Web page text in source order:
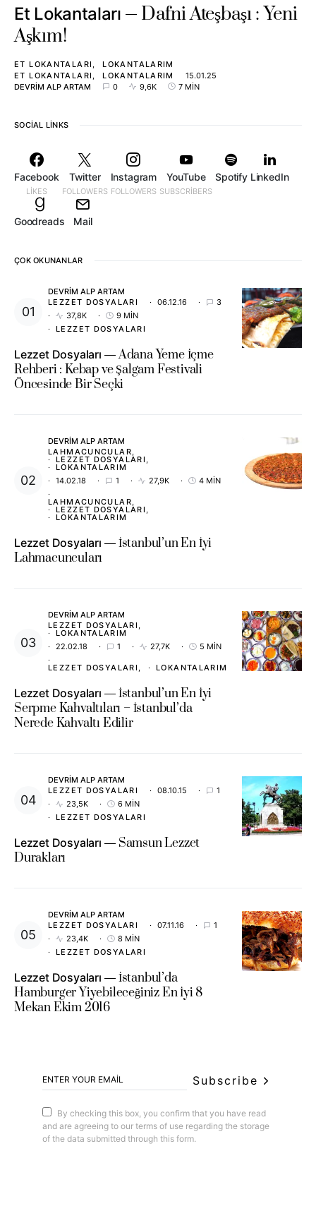
Et Lokantaları
Dafni Ateşbaşı : Yeni
Aşkım!
ET LOKANTALARI
LOKANTALARIM
ET LOKANTALARI
LOKANTALARIM
15.01.25
DEVRIM ALP ARTAM
0 9,6K 7 MIN
SOCIAL LINKS
Facebook
LIKES
Twitter
FOLLOWERS
Instagram
FOLLOWERS
YouTube
SUBSCRIBERS
Spotify LinkedIn
Goodreads Mail
ÇOK OKUNANLAR
DEVRIM ALP ARTAM
LEZZET DOSYALARI
06.12.16
3
37,8K
9 MIN
LEZZET DOSYALARI
Lezzet Dosyaları
Adana Yeme İçme
Rehberi : Kebap ve Şalgam Festivali
Öncesinde Bir Seçki
DEVRIM ALP ARTAM
LAHMACUNCULAR
LEZZET DOSYALARI
LOKANTALARIM
14.02.18
1 27,9K 4 MIN
LAHMACUNCULAR
LEZZET DOSYALARI
LOKANTALARIM
Lezzet Dosyaları
İstanbul’un En İyi
Lahmacuncuları
DEVRIM ALP ARTAM
LEZZET DOSYALARI
LOKANTALARIM
22.02.18
1 27,7K 5 MIN
LEZZET DOSYALARI LOKANTALARIM
Lezzet Dosyaları
İstanbul’un En İyi
Serpme Kahvaltıları – İstanbul’da
Nerede Kahvaltı Edilir
DEVRIM ALP ARTAM
LEZZET DOSYALARI
08.10.15
1
23,5K
6 MIN
LEZZET DOSYALARI
Lezzet Dosyaları
Samsun Lezzet
Durakları
DEVRIM ALP ARTAM
LEZZET DOSYALARI
07.11.16
1
23,4K
8 MIN
LEZZET DOSYALARI
Lezzet Dosyaları
İstanbul’da
Hamburger Yiyebileceğiniz En İyi 8
Mekan Ekim 2016
Subscribe
By checking this box, you confirm that you have read
and are agreeing to our terms of use regarding the storage
of the data submitted through this form.